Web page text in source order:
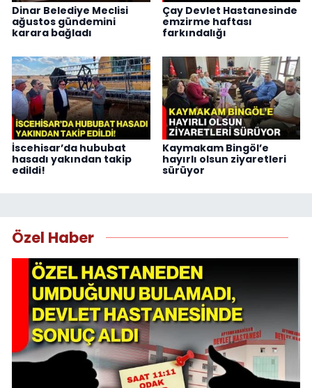
Dinar Belediye Meclisi
ağustos gündemini
karara bağladı
Çay Devlet Hastanesinde
emzirme haftası
farkındalığı
İscehisar’da hububat
hasadı yakından takip
edildi!
Kaymakam Bingöl’e
hayırlı olsun ziyaretleri
sürüyor
Özel Haber